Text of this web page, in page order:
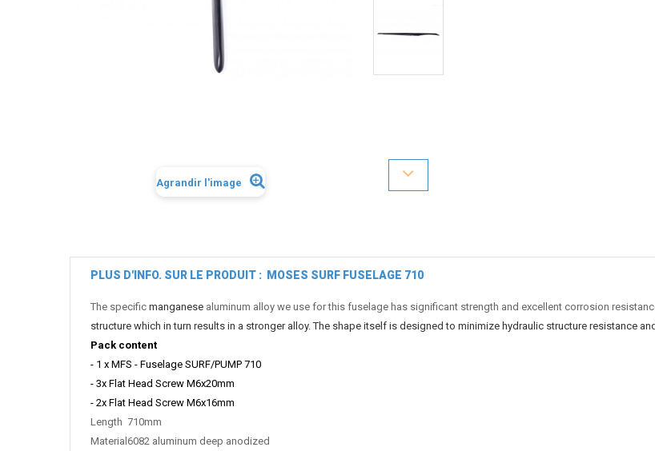
Agrandir l'image
PLUS D'INFO. SUR LE PRODUIT : MOSES SURF FUSELAGE 710
The specific manganese aluminum alloy we use for this fuselage has significant strength and excellent corrosion
structure which in turn results in a stronger alloy. The shape itself is designed to minimize hydraulic structure resistance
Pack content
- 1 x MFS - Fuselage SURF/PUMP 710
- 3x Flat Head Screw M6x20mm
- 2x Flat Head Screw M6x16mm
Length 710mm
Material 6082 aluminum deep anodized